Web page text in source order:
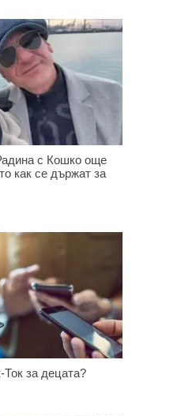
с Кошко още
как се държат за
за децата?